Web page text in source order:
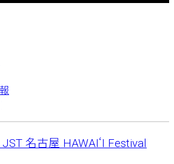
JST 名古屋 HAWAIʻI Festival